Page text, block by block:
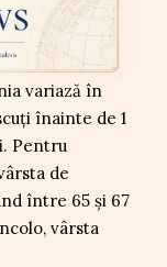
variază în
înainte de 1
Pentru
de
între 65 și 67
vârsta